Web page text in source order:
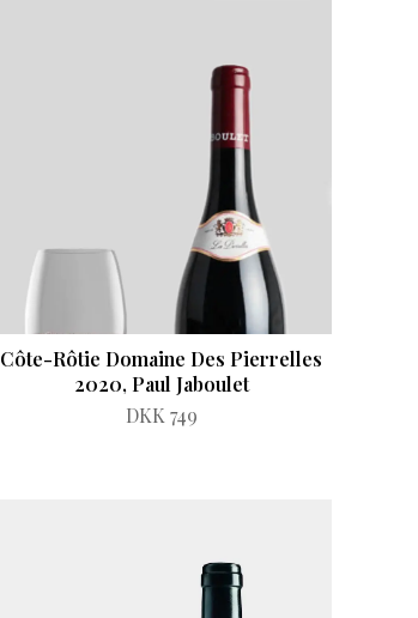
Côte-Rôtie Domaine Des Pierrelles
2020, Paul Jaboulet
DKK 749